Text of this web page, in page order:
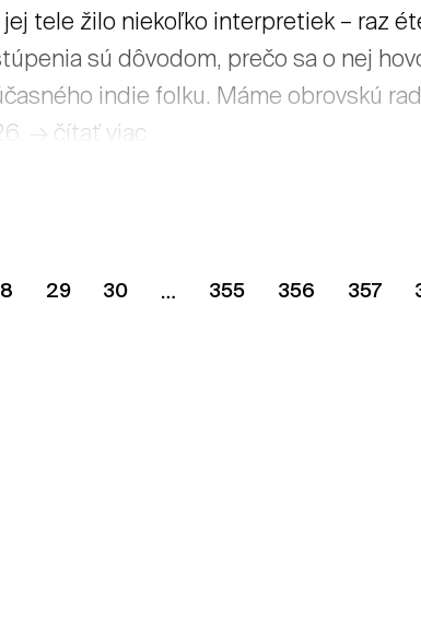
tele žilo niekoľko interpretiek – raz
sú dôvodom, prečo sa o nej
indie folku. Máme obrovskú
→ čítať viac
29 30 355 356 357